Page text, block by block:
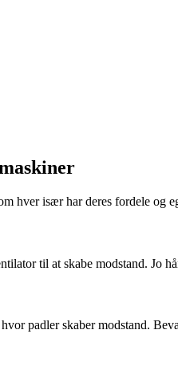
hver især har deres fordele og
til at skabe modstand. Jo
padler skaber modstand.